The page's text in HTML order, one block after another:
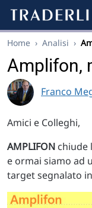
Home › Analisi ›
Amplifon,
Franco
Amici e Colleghi,
AMPLIFON chiude
e ormai siamo ad
target segnalato